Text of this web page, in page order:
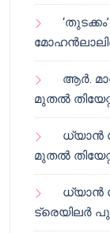
ആർ.
മുതൽ
ധ്യാൻ
മുതൽ
ധ്യാൻ
ട്രെയിലർ